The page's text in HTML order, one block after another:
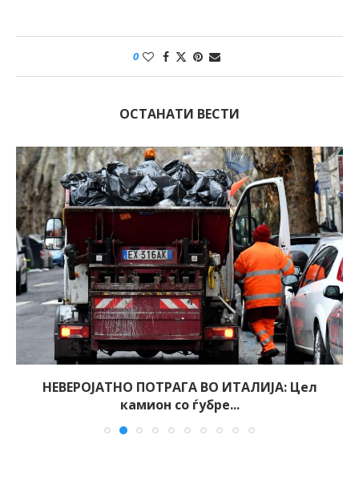
0
ОСТАНАТИ ВЕСТИ
НЕВЕРОЈАТНО ПОТРАГА ВО ИТАЛИЈА: Цел
камион со ѓубре...